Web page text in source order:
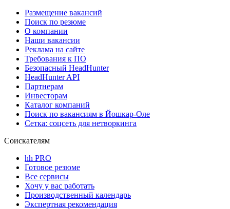
Размещение вакансий
Поиск по резюме
О компании
Наши вакансии
Реклама на сайте
Требования к ПО
Безопасный HeadHunter
HeadHunter API
Партнерам
Инвесторам
Каталог компаний
Поиск по вакансиям в Йошкар-Оле
Сетка: соцсеть для нетворкинга
Соискателям
hh PRO
Готовое резюме
Все сервисы
Хочу у вас работать
Производственный календарь
Экспертная рекомендация